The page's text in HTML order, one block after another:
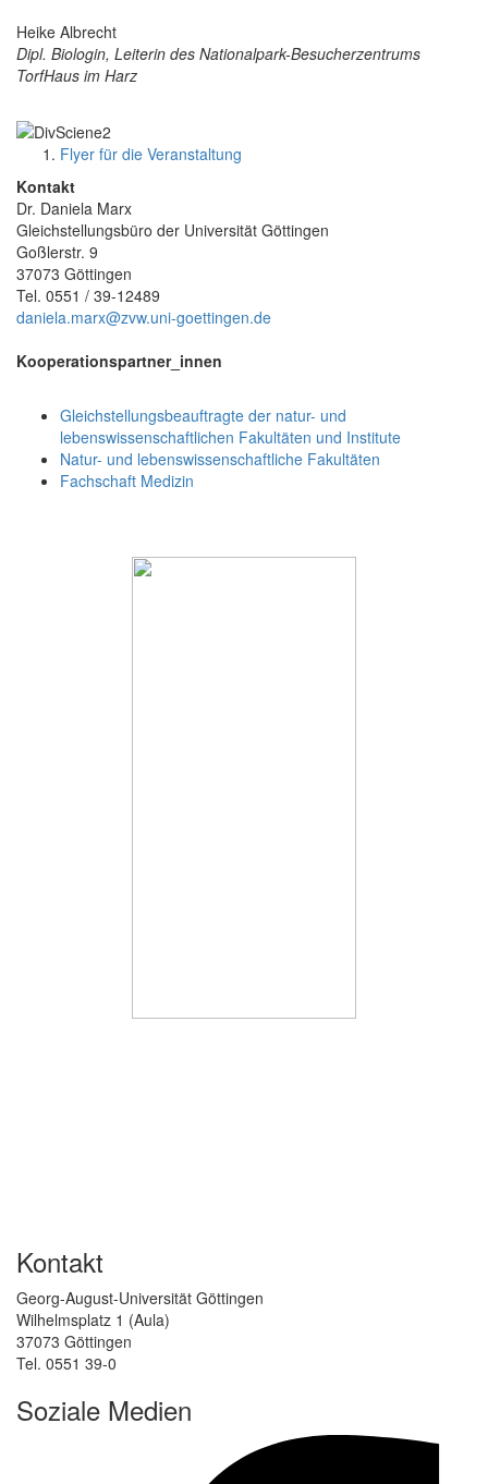
Heike Albrecht
Dipl. Biologin, Leiterin des Nationalpark-Besucherzentrums
TorfHaus im Harz
Flyer für die Veranstaltung
Kontakt
Dr. Daniela Marx
Gleichstellungsbüro der Universität Göttingen
Goßlerstr. 9
37073 Göttingen
Tel. 0551 / 39-12489
daniela.marx@zvw.uni-goettingen.de
Kooperationspartner_innen
Gleichstellungsbeauftragte der natur- und
lebenswissenschaftlichen Fakultäten und Institute
Natur- und lebenswissenschaftliche Fakultäten
Fachschaft Medizin
Kontakt
Georg-August-Universität Göttingen
Wilhelmsplatz 1 (Aula)
37073 Göttingen
Tel. 0551 39-0
Soziale Medien